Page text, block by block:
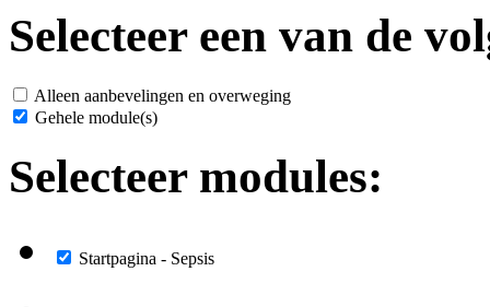
Selecteer een van de
Alleen aanbevelingen en overweging
Gehele module(s)
Selecteer modules:
Startpagina - Sepsis